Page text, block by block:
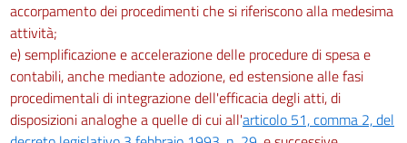
accorpamento dei procedimenti che si riferiscono alla medesima
attività;
e) semplificazione e accelerazione delle procedure di spesa e
contabili, anche mediante adozione, ed estensione alle fasi
procedimentali di integrazione dell'efficacia degli atti, di
disposizioni analoghe a quelle di cui all'articolo 51, comma 2, del